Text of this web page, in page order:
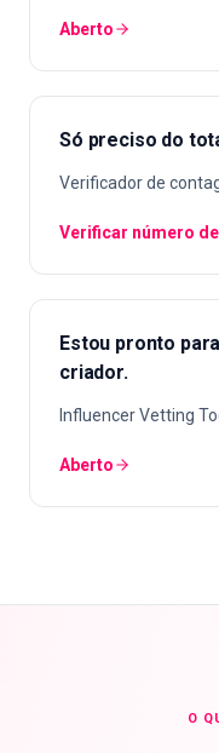
Aberto
Só preciso do
Verificador de
Verificar número
Estou pronto
criador.
Influencer Vetting
Aberto
O